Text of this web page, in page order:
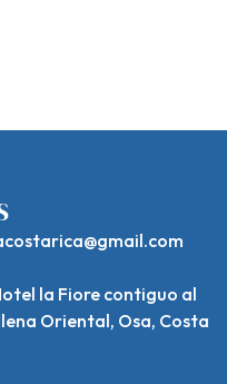
la Fiore contiguo al
Oriental, Osa, Costa